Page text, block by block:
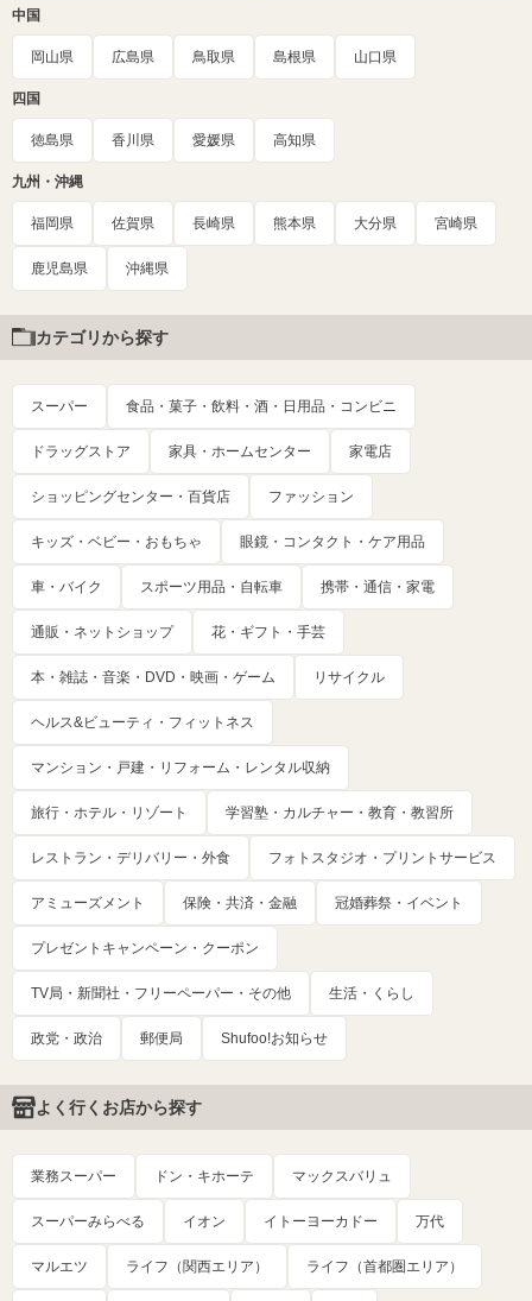
中国
岡山県 広島県 鳥取県 島根県 山口県
四国
徳島県 香川県 愛媛県 高知県
九州・沖縄
福岡県 佐賀県 長崎県 熊本県 大分県 宮崎県
鹿児島県 沖縄県
カテゴリから探す
スーパー 食品・菓子・飲料・酒・日用品・コンビニ
ドラッグストア 家具・ホームセンター 家電店
ショッピングセンター・百貨店 ファッション
キッズ・ベビー・おもちゃ 眼鏡・コンタクト・ケア用品
車・バイク スポーツ用品・自転車 携帯・通信・家電
通販・ネットショップ 花・ギフト・手芸
本・雑誌・音楽・DVD・映画・ゲーム リサイクル
ヘルス&ビューティ・フィットネス
マンション・戸建・リフォーム・レンタル収納
旅行・ホテル・リゾート 学習塾・カルチャー・教育・教習所
レストラン・デリバリー・外食 フォトスタジオ・プリントサービス
アミューズメント 保険・共済・金融 冠婚葬祭・イベント
プレゼントキャンペーン・クーポン
TV局・新聞社・フリーペーパー・その他 生活・くらし
政党・政治 郵便局 Shufoo!お知らせ
よく行くお店から探す
業務スーパー ドン・キホーテ マックスバリュ
スーパーみらべる イオン イトーヨーカドー 万代
マルエツ ライフ（関西エリア） ライフ（首都圏エリア）